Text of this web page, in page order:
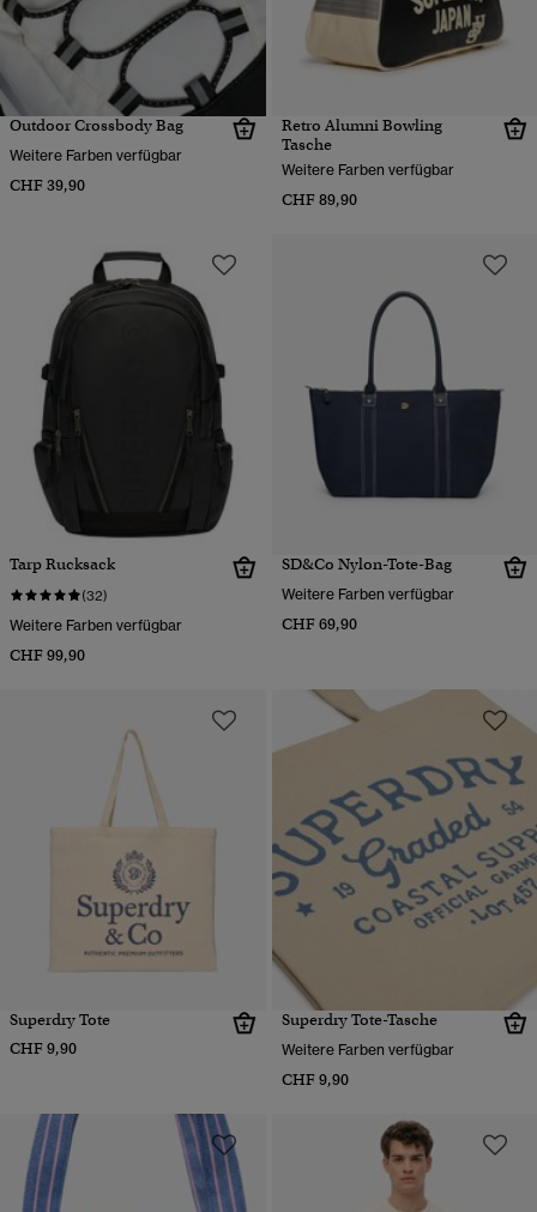
Outdoor Crossbody Bag
Weitere Farben verfügbar
CHF 39,90
Retro Alumni Bowling
Tasche
Weitere Farben verfügbar
CHF 89,90
Tarp Rucksack
(32)
Weitere Farben verfügbar
CHF 99,90
SD&Co Nylon-Tote-Bag
Weitere Farben verfügbar
CHF 69,90
Superdry Tote
CHF 9,90
Superdry Tote-Tasche
Weitere Farben verfügbar
CHF 9,90